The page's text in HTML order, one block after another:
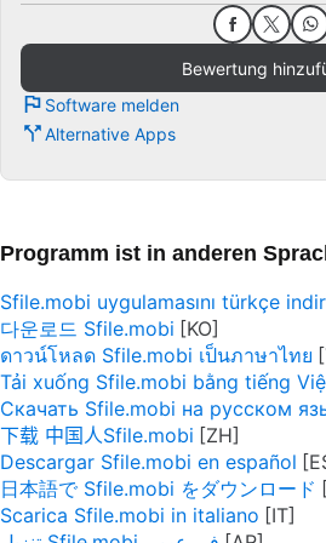
Bewertung
Software melden
Alternative Apps
Programm ist in anderen
Sfile.mobi uygulamasını türkçe
다운로드 Sfile.mobi
ดาวน์โหลด Sfile.mobi เป็นภาษาไทย
Tải xuống Sfile.mobi bằng tiếng
Скачать Sfile.mobi на русском
下载 中国人Sfile.mobi
Descargar Sfile.mobi en español
日本語で Sfile.mobi をダウンロード
Scarica Sfile.mobi in italiano